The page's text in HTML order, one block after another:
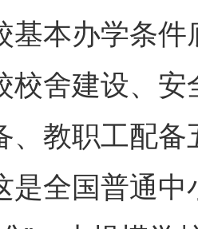
基本办学条
校舍建设、
、教职工配
是全国普通